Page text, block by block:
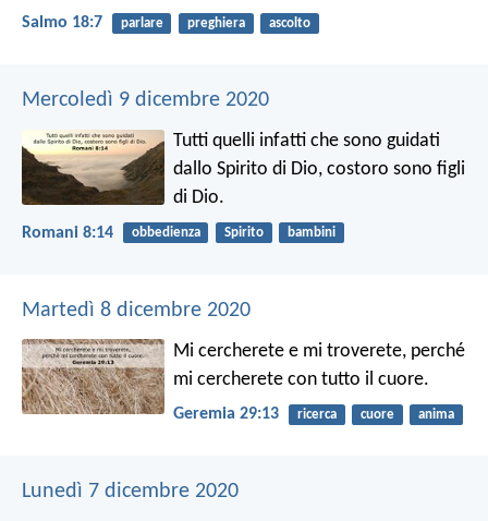
Salmo 18:7 parlare preghiera ascolto
Mercoledì 9 dicembre 2020
Tutti quelli infatti che sono guidati
dallo Spirito di Dio, costoro sono figli
di Dio.
Romani 8:14 obbedienza Spirito bambini
Martedì 8 dicembre 2020
Mi cercherete e mi troverete, perché
mi cercherete con tutto il cuore.
Geremia 29:13 ricerca cuore anima
Lunedì 7 dicembre 2020